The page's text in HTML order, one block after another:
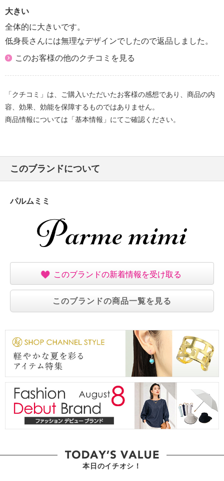
・個体差あり
・中国製
大きい
全体的に大きいです。
低身長さんには無理なデザインでしたので返品しました。
このお客様の他のクチコミを見る
「クチコミ」は、ご購入いただいたお客様の感想であり、商品の内
容、効果、効能を保障するものではありません。
商品情報については「基本情報」にてご確認ください。
このブランドについて
パルムミミ
このブランドの新着情報を受け取る
このブランドの商品一覧を見る
本日のイチオシ！